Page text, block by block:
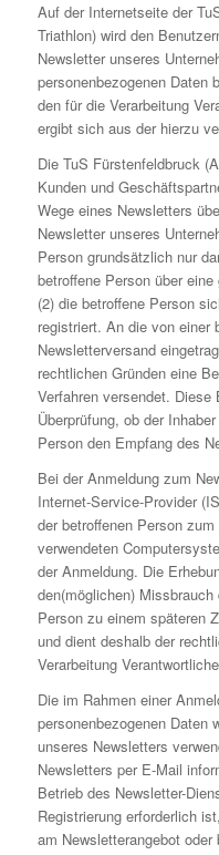
Auf der Internetseite der
Triathlon) wird den
Newsletter unseres
personenbezogenen Daten
den für die Verarbeitung
ergibt sich aus der hierzu
Die TuS Fürstenfeldbruck
Kunden und
Wege eines Newsletters
Newsletter unseres
Person grundsätzlich nur
betroffene Person über
(2) die betroffene Person
registriert. An die von einer
Newsletterversand
rechtlichen Gründen eine
Verfahren versendet.
Überprüfung, ob der
Person den Empfang des
Bei der Anmeldung zum
Internet-Service-Provider
der betroffenen Person
verwendeten
der Anmeldung. Die
den(möglichen)
Person zu einem späteren
und dient deshalb der
Verarbeitung
Die im Rahmen einer
personenbezogenen Daten
unseres Newsletters
Newsletters per E-Mail
Betrieb des Newsletter-
Registrierung erforderlich
am Newsletterangebot